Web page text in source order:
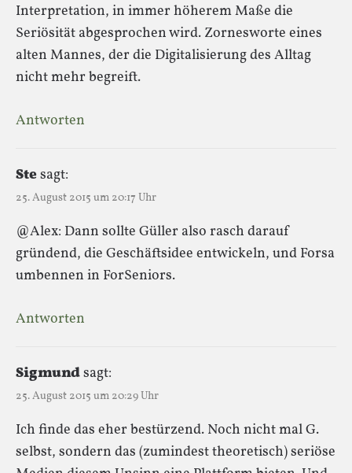
Interpretation, in immer höherem Maße die
Seriösität abgesprochen wird. Zornesworte eines
alten Mannes, der die Digitalisierung des Alltag
nicht mehr begreift.
Antworten
Stesagt:
25. August 2015 um 20:17 Uhr
@Alex: Dann sollte Güller also rasch darauf
gründend, die Geschäftsidee entwickeln, und Forsa
umbennen in ForSeniors.
Antworten
Sigmundsagt:
25. August 2015 um 20:29 Uhr
Ich finde das eher bestürzend. Noch nicht mal G.
selbst, sondern das (zumindest theoretisch) seriöse